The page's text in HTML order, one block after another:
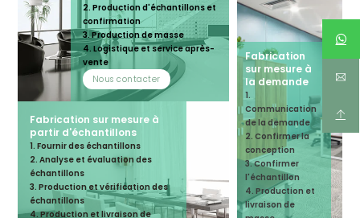
2. Production d'échantillons et
confirmation
3. Production de masse
4. Logistique et service après-
vente
Nous contacter
Fabrication sur mesure à
partir d'échantillons
1. Fournir des échantillons
2. Analyse et évaluation des
échantillons
3. Production et vérification des
échantillons
4. Production et livraison de
Fabrication
sur mesure à
la demande
1.
Communication
de la demande
2. Confirmer la
conception
3. Confirmer
l'échantillon
4. Production et
livraison de